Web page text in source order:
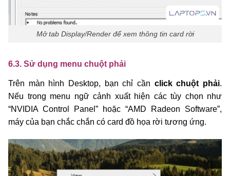
Mở tab Display/Render để xem thông tin card rời
6.3. Sử dụng menu chuột phải
Trên màn hình Desktop, bạn chỉ cần click chuột phải.
Nếu trong menu ngữ cảnh xuất hiện các tùy chọn như
“NVIDIA Control Panel” hoặc “AMD Radeon Software”,
máy của bạn chắc chắn có card đồ họa rời tương ứng.